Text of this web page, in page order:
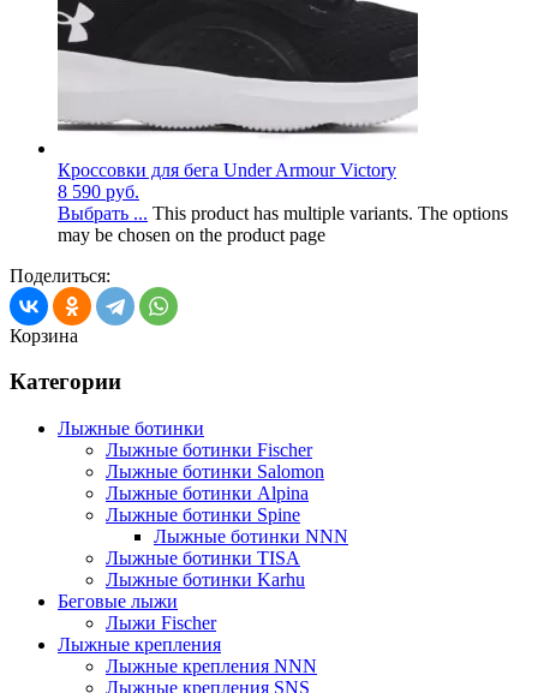
Кроссовки для бега Under Armour Victory
8 590 руб.
Выбрать ... This product has multiple variants. The options
may be chosen on the product page
Поделиться:
Корзина
Категории
Лыжные ботинки
Лыжные ботинки Fischer
Лыжные ботинки Salomon
Лыжные ботинки Alpina
Лыжные ботинки Spine
Лыжные ботинки NNN
Лыжные ботинки TISA
Лыжные ботинки Karhu
Беговые лыжи
Лыжи Fischer
Лыжные крепления
Лыжные крепления NNN
Лыжные крепления SNS